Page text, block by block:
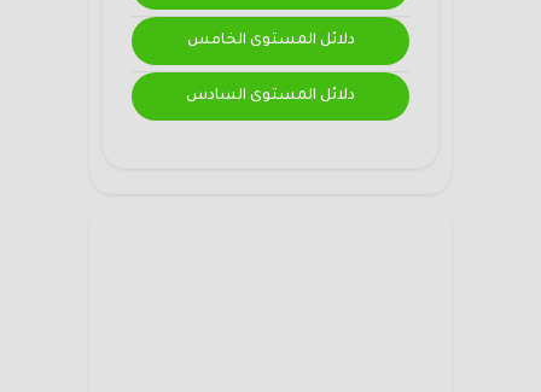
دلائل المستوى الخامس
دلائل المستوى السادس